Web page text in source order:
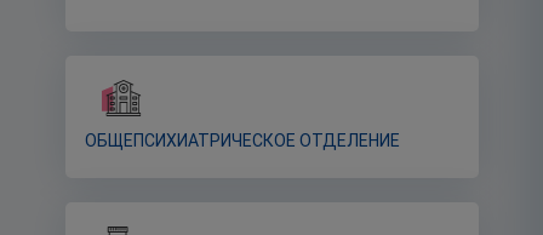
ОБЩЕПСИХИАТРИЧЕСКОЕ ОТДЕЛЕНИЕ